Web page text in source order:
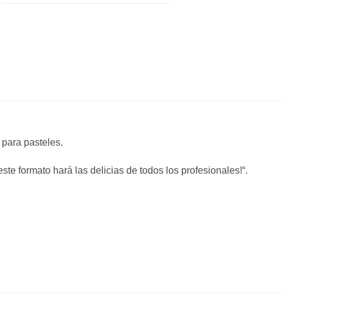
pasteles.
formato hará las delicias de todos los profesionales!“.